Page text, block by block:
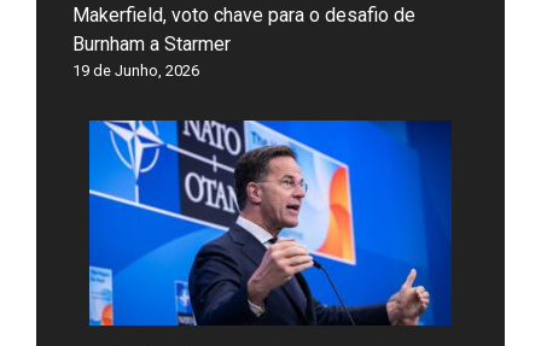
Makerfield, voto chave para o desafio de
Burnham a Starmer
19 de Junho, 2026